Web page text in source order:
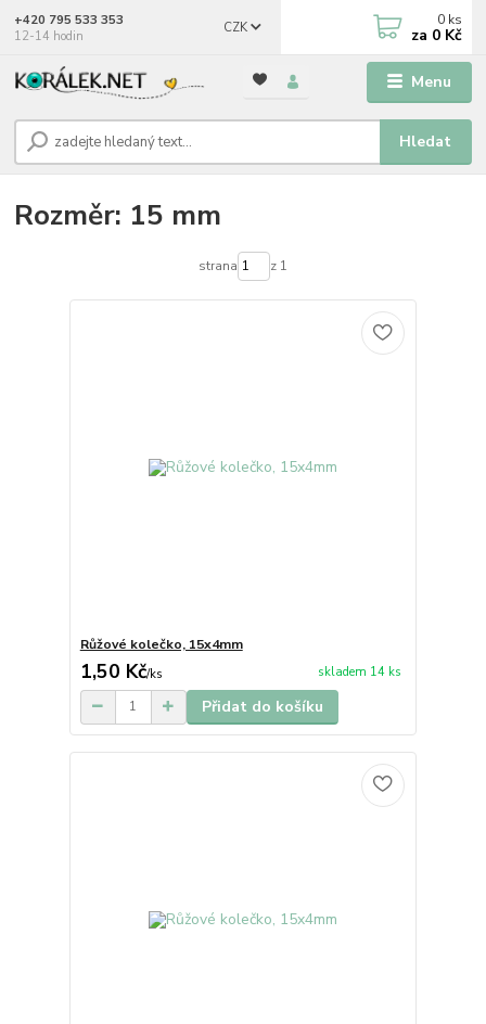
Menu
CZK
Hledat
+420 795 533 353
12-14 hodin
0 ks
za 0 Kč
Rozměr: 15 mm
strana z 1
Růžové kolečko, 15x4mm
1,50 Kč/ks skladem 14 ks
Přidat do košíku